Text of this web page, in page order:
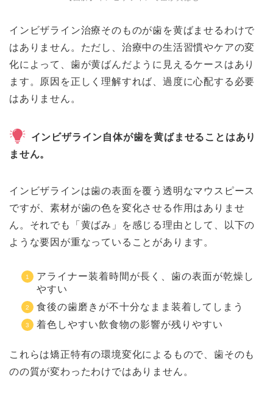
インビザライン治療そのものが歯を黄ばませるわけで
はありません。ただし、治療中の生活習慣やケアの変
化によって、歯が黄ばんだように見えるケースはあり
ます。原因を正しく理解すれば、過度に心配する必要
はありません。
インビザライン自体が歯を黄ばませることはあり
ません。
インビザラインは歯の表面を覆う透明なマウスピース
ですが、素材が歯の色を変化させる作用はありませ
ん。それでも「黄ばみ」を感じる理由として、以下の
ような要因が重なっていることがあります。
アライナー装着時間が長く、歯の表面が乾燥し
やすい
食後の歯磨きが不十分なまま装着してしまう
着色しやすい飲食物の影響が残りやすい
これらは矯正特有の環境変化によるもので、歯そのも
のの質が変わったわけではありません。